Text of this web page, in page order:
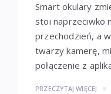
Smart okulary
stoi naprzeciwko
przechodzień, a
twarzy kamerę,
połączenie z
PRZECZYTAJ WIĘCEJ